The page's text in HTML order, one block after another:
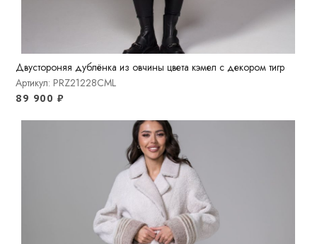
Двустороняя дублёнка из овчины цвета кэмел с декором тигр
Артикул: PRZ21228CML
89 900 ₽